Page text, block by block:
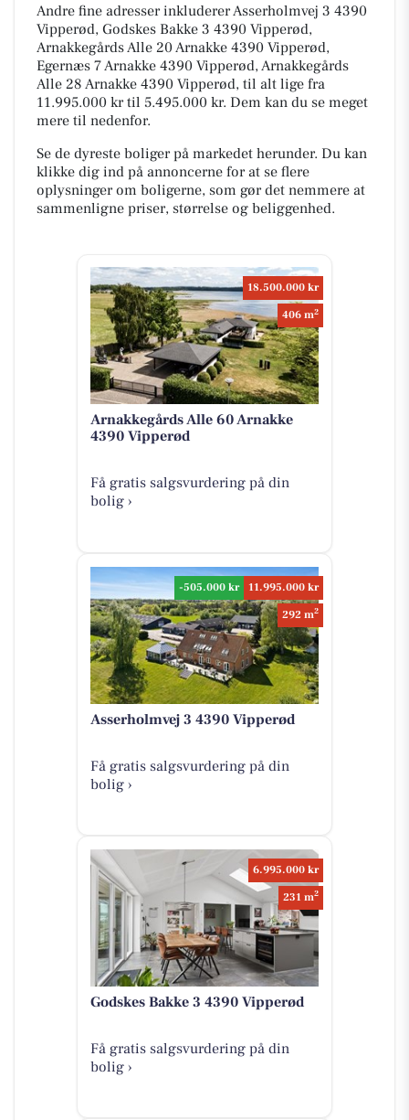
Andre fine adresser inkluderer Asserholmvej 3 4390
Vipperød, Godskes Bakke 3 4390 Vipperød,
Arnakkegårds Alle 20 Arnakke 4390 Vipperød,
Egernæs 7 Arnakke 4390 Vipperød, Arnakkegårds
Alle 28 Arnakke 4390 Vipperød, til alt lige fra
11.995.000 kr til 5.495.000 kr. Dem kan du se meget
mere til nedenfor.
Se de dyreste boliger på markedet herunder. Du kan
klikke dig ind på annoncerne for at se flere
oplysninger om boligerne, som gør det nemmere at
sammenligne priser, størrelse og beliggenhed.
18.500.000 kr
406 m2
Arnakkegårds Alle 60 Arnakke
4390 Vipperød
Få gratis salgsvurdering på din
bolig ›
-505.000 kr
11.995.000 kr
292 m2
Asserholmvej 3 4390 Vipperød
Få gratis salgsvurdering på din
bolig ›
6.995.000 kr
231 m2
Godskes Bakke 3 4390 Vipperød
Få gratis salgsvurdering på din
bolig ›